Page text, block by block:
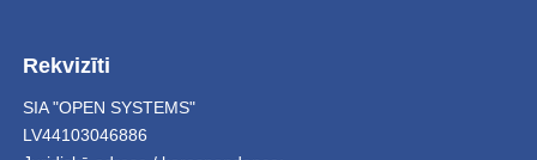
Rekvizīti
SIA "OPEN SYSTEMS"
LV44103046886